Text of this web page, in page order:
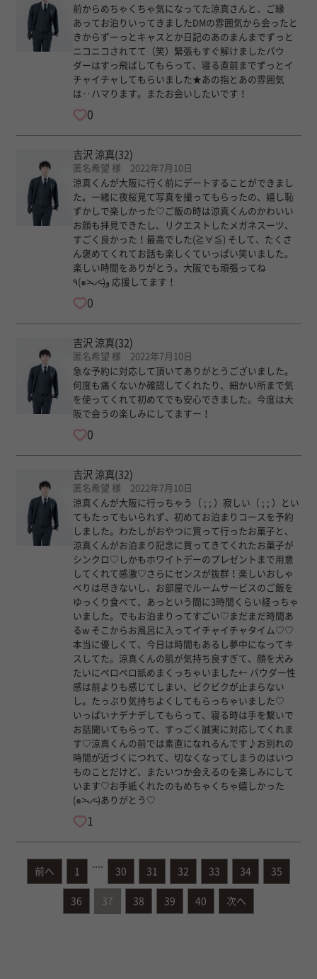
前からめちゃくちゃ気になってた涼真さんと、ご縁
あってお泊りいってきましたDMの雰囲気から会ったと
きからずーっとキャスとか日記のあのまんまでずっと
ニコニコされてて（笑）緊張もすぐ解けましたパウ
ダーはすっ飛ばしてもらって、寝る直前までずっとイ
チャイチャしてもらいました★あの指とあの雰囲気
は‥ハマります。またお会いしたいです！
0
吉沢 涼真(32)
匿名希望 様 2022年7月10日
涼真くんが大阪に行く前にデートすることができまし
た。一緒に夜桜見て写真を撮ってもらったの、嬉し恥
ずかしで楽しかった♡ご飯の時は涼真くんのかわいい
お顔も拝見できたし、リクエストしたメガネスーツ、
すごく良かった！最高でした(≧∀≦) そして、たくさ
ん褒めてくれてお話も楽しくていっぱい笑いました。
楽しい時間をありがとう。大阪でも頑張ってね
٩(๑˃̵ᴗ˂̵)و 応援してます！
0
吉沢 涼真(32)
匿名希望 様 2022年7月10日
急な予約に対応して頂いてありがとうございました。
何度も痛くないか確認してくれたり、細かい所まで気
を使ってくれて初めてでも安心できました。今度は大
阪で会うの楽しみにしてますー！
0
吉沢 涼真(32)
匿名希望 様 2022年7月10日
涼真くんが大阪に行っちゃう（ ; ; ）寂しい（ ; ; ）とい
てもたってもいられず、初めてお泊まりコースを予約
しました。わたしがおやつに買って行ったお菓子と、
涼真くんがお泊まり記念に買ってきてくれたお菓子が
シンクロ♡しかもホワイトデーのプレゼントまで用意
してくれて感激♡さらにセンスが抜群！楽しいおしゃ
べりは尽きないし、お部屋でルームサービスのご飯を
ゆっくり食べて、あっという間に3時間くらい経っちゃ
いました。でもお泊まりってすごい♡まだまだ時間あ
るw そこからお風呂に入ってイチャイチャタイム♡♡
本当に優しくて、今日は時間もあるし夢中になってキ
スしてた。涼真くんの肌が気持ち良すぎて、顔を犬み
たいにペロペロ舐めまくっちゃいました← パウダー性
感は前よりも感じてしまい、ビクビクが止まらない
し。たっぷり気持ちよくしてもらっちゃいました♡
いっぱいナデナデしてもらって、寝る時は手を繋いで
お話聞いてもらって、すっごく誠実に対応してくれま
す♡涼真くんの前では素直になれるんです♪お別れの
時間が近づくにつれて、切なくなってしまうのはいつ
ものことだけど、またいつか会えるのを楽しみにして
います♡お手紙くれたのもめちゃくちゃ嬉しかった
(๑˃̵ᴗ˂̵)ありがとう♡
1
前へ 1 30 31 32 33 34 35
36 37 38 39 40 次へ